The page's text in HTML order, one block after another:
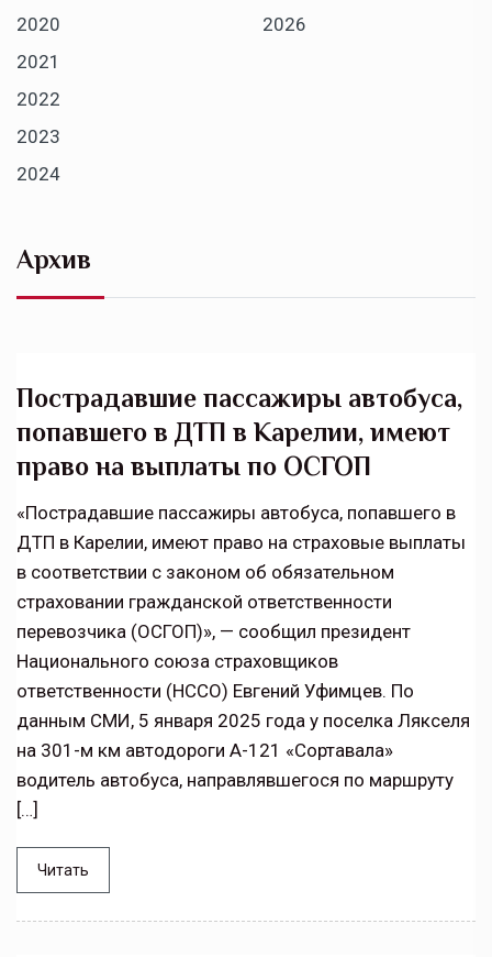
2020
2021
2022
2023
2024
2026
Архив
Пострадавшие пассажиры автобуса,
попавшего в ДТП в Карелии, имеют
право на выплаты по ОСГОП
«Пострадавшие пассажиры автобуса, попавшего в
ДТП в Карелии, имеют право на страховые выплаты
в соответствии с законом об обязательном
страховании гражданской ответственности
перевозчика (ОСГОП)», — сообщил президент
Национального союза страховщиков
ответственности (НССО) Евгений Уфимцев. По
данным СМИ, 5 января 2025 года у поселка Лякселя
на 301-м км автодороги А-121 «Сортавала»
водитель автобуса, направлявшегося по маршруту
[…]
Читать